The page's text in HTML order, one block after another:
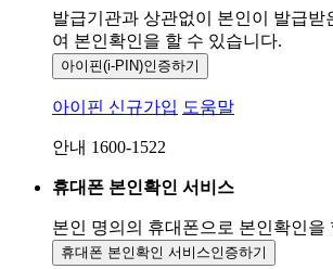
발급기관과 상관없이 본인이 발급받
여 본인확인을 할 수 있습니다.
아이핀(i-PIN)인증하기
아이핀 신규가입 도움말
안내 1600-1522
휴대폰 본인확인 서비스
본인 명의의 휴대폰으로 본인확인을
휴대폰 본인확인 서비스인증하기